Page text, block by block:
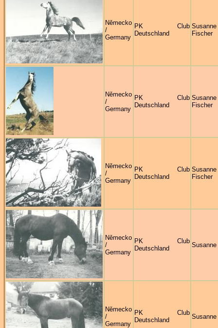
Německo
/
Germany
PK Club
Deutschland
Susanne
Fischer
Německo
/
Germany
PK Club
Deutschland
Susanne
Fischer
Německo
/
Germany
PK Club
Deutschland
Susanne
Fischer
Německo
/
Germany
PK Club
Deutschland
Susanne
Německo
/
Germany
PK Club
Deutschland
Susanne